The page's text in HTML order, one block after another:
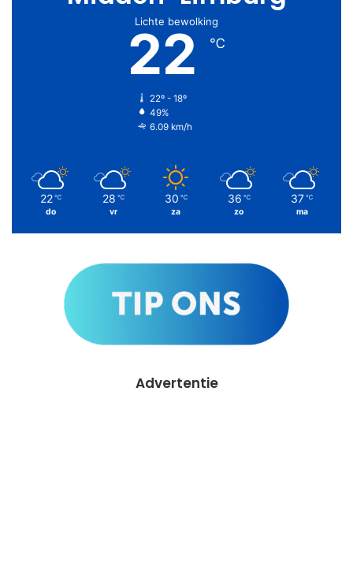
Lichte bewolking
22 ℃
22º - 18º
49%
6.09 km/h
22 ℃
do
28 ℃
vr
30 ℃
za
36 ℃
zo
37 ℃
ma
Advertentie